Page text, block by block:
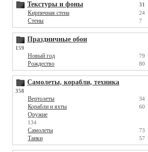
Текстуры и фоны 31
Кирпичная стена 24
Стены 7
Праздничные обои
159
Новый год 79
Рождество 80
Самолеты, корабли, техника
358
Вертолеты 34
Корабли и яхты 60
Оружие
134
Самолеты 73
Танки 57